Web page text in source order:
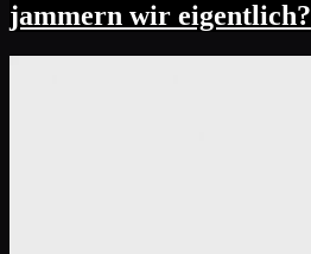
jammern wir eigentlich?